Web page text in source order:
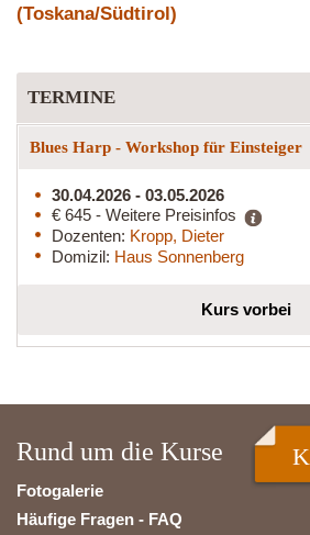
(Toskana/Südtirol)
TERMINE
Blues Harp - Workshop für Einsteiger
30.04.2026 - 03.05.2026
€ 645 - Weitere Preisinfos
Dozenten: Kropp, Dieter
Domizil: Haus Sonnenberg
Kurs vorbei
Rund um die Kurse
Fotogalerie
Häufige Fragen - FAQ